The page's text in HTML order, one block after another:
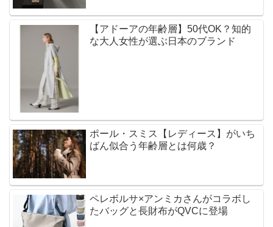
【アドーアの年齢層】50代OK？知的
な大人女性が選ぶ日本のブランド
ポール・スミス【レディース】がいち
ばん似合う年齢層とは何歳？
ペレボルサ×アンミカさんがコラボし
たバッグと長財布がQVCに登場